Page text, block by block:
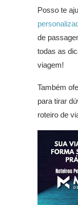
Posso te
de
todas as
viagem!
Também
para tirar
roteiro de